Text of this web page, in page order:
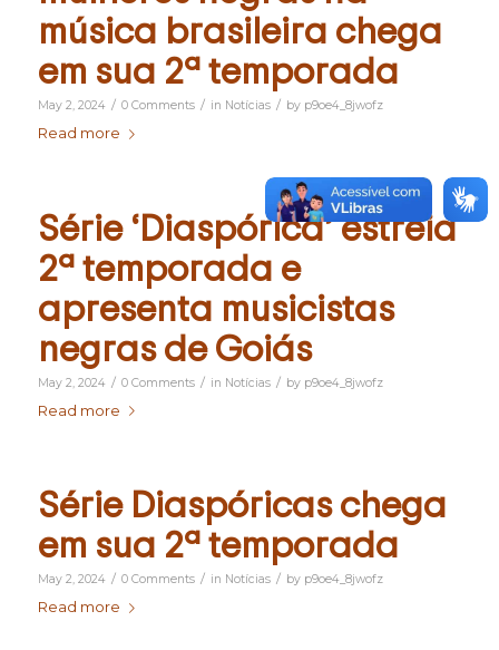
música brasileira chega
em sua 2ª temporada
May 2, 2024 / 0 Comments / in Notícias / by p9oe4_8jwofz
Read more
Série ‘Diaspórica’ estreia
2ª temporada e
apresenta musicistas
negras de Goiás
May 2, 2024 / 0 Comments / in Notícias / by p9oe4_8jwofz
Read more
Série Diaspóricas chega
em sua 2ª temporada
May 2, 2024 / 0 Comments / in Notícias / by p9oe4_8jwofz
Read more